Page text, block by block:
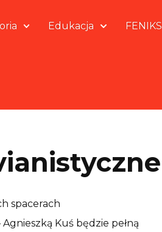
Edukacja FENIKS
spacerach
Kuś będzie pełną